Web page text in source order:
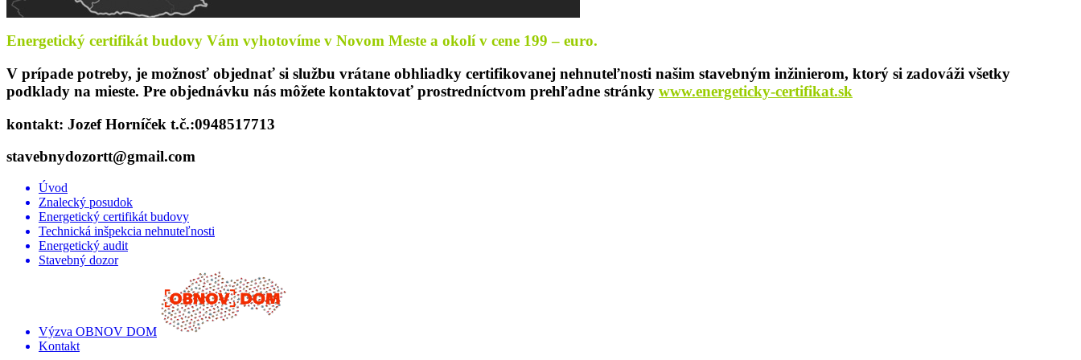
Energetický certifikát budovy Vám vyhotovíme v Novom Meste a okolí v cene 199 – euro.
V prípade potreby, je možnosť objednať si službu vrátane obhliadky certifikovanej nehnuteľnosti našim stavebným inžinierom, ktorý si zadováži všetky
podklady na mieste. Pre objednávku nás môžete kontaktovať prostredníctvom prehľadne stránky www.energeticky-certifikat.sk
kontakt: Jozef Horníček t.č.:0948517713
stavebnydozortt@gmail.com
Úvod
Znalecký posudok
Energetický certifikát budovy
Technická inšpekcia nehnuteľnosti
Energetický audit
Stavebný dozor
Výzva OBNOV DOM
Kontakt